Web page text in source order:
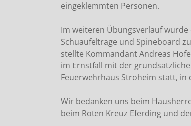
eingeklemmten Personen.
Im weiteren Übungsverlauf
Schuaufeltrage und Spineboard
stellte Kommandant Andreas
im Ernstfall mit der
Feuerwehrhaus Stroheim statt, in
Wir bedanken uns beim
beim Roten Kreuz Eferding und